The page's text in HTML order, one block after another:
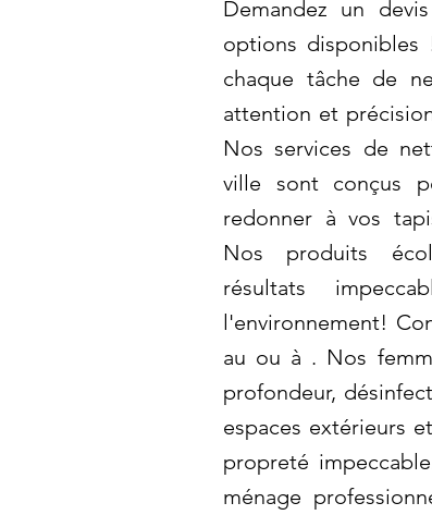
Demandez un
options disponibles
chaque tâche de
attention et
Nos services de
ville sont conçus
redonner à vos
Nos produits
résultats
l'environnement!
au ou à . Nos
profondeur,
espaces extérieurs
propreté
ménage